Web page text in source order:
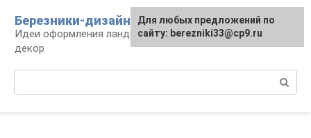
контенту
Березники-дизайн
Идеи оформления ландшафта, сооружения и
декор
Для любых предложений по
сайту: berezniki33@cp9.ru